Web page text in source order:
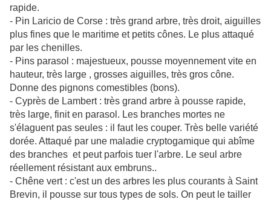
rapide.
- Pin Laricio de Corse : très grand arbre, très droit, aiguilles
plus fines que le maritime et petits cônes. Le plus attaqué
par les chenilles.
- Pins parasol : majestueux, pousse moyennement vite en
hauteur, très large , grosses aiguilles, très gros cône.
Donne des pignons comestibles (bons).
- Cyprès de Lambert : très grand arbre à pousse rapide,
très large, finit en parasol. Les branches mortes ne
s'élaguent pas seules : il faut les couper. Très belle variété
dorée. Attaqué par une maladie cryptogamique qui abîme
des branches et peut parfois tuer l'arbre. Le seul arbre
réellement résistant aux embruns..
- Chêne vert : c'est un des arbres les plus courants à Saint
Brevin, il pousse sur tous types de sols. On peut le tailler